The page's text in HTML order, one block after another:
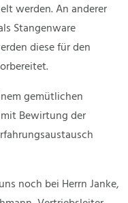
werden. An anderer
Stangenware
diese für den
gemütlichen
Bewirtung der
noch bei Herrn Janke,